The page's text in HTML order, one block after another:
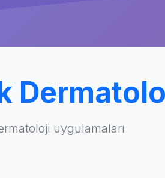
uygulamaları